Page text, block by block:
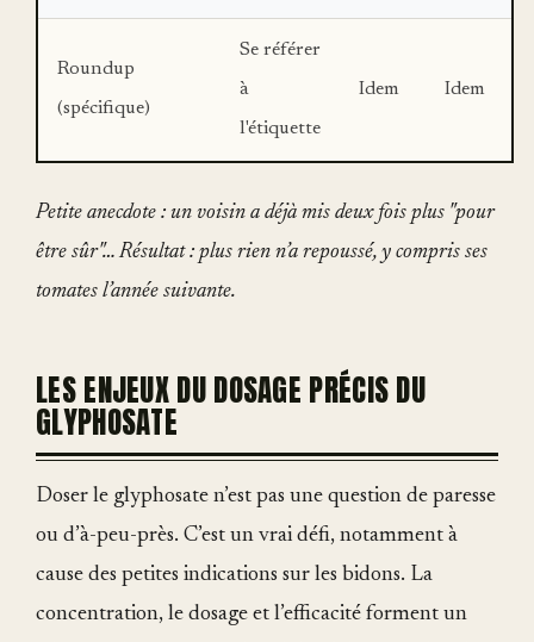
Roundup
(spécifique)
Se référer
à
l'étiquette
Idem Idem
Petite anecdote : un voisin a déjà mis deux fois plus "pour
être sûr"… Résultat : plus rien n’a repoussé, y compris ses
tomates l’année suivante.
LES ENJEUX DU DOSAGE PRÉCIS DU
GLYPHOSATE
Doser le glyphosate n’est pas une question de paresse
ou d’à-peu-près. C’est un vrai défi, notamment à
cause des petites indications sur les bidons. La
concentration, le dosage et l’efficacité forment un